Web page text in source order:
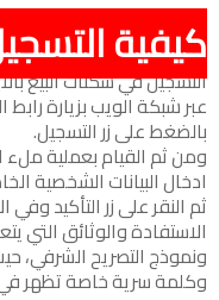
كيفية
التسجيل في سكنات البيع
بالضغط على زر التسجيل.
ومن ثم القيام بعملية ملء
ادخال البيانات الشخصية
ثم النقر على زر التأكيد
الاستفادة والوثائق التي
ونموذج التصريح الشرفي،
وكلمة سرية خاصة تظهر